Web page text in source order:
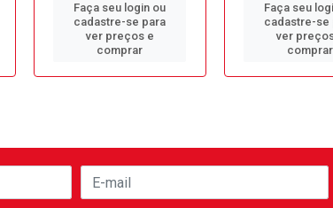
Faça seu login ou
cadastre-se para
ver preços e
comprar
Faça seu
cadastre-se
ver
comprar